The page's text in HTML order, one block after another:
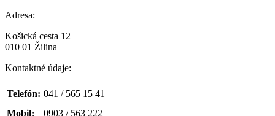
Adresa:
Košická cesta 12
010 01 Žilina
Kontaktné údaje:
Telefón: 041 / 565 15 41
Mobil:
0903 / 563 222